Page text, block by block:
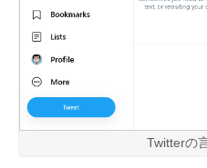
Twitterの